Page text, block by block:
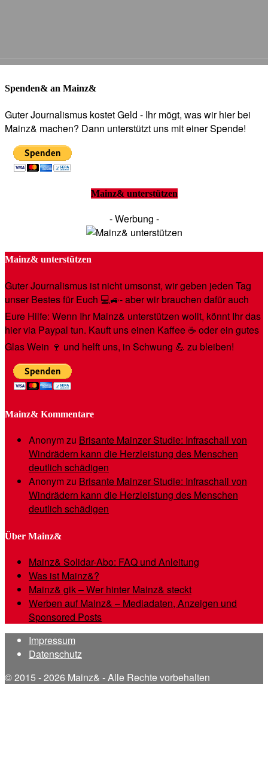
Spenden& an Mainz&
Guter Journalismus kostet Geld - Ihr mögt, was wir hier bei
Mainz& machen? Dann unterstützt uns mit einer Spende!
Mainz& unterstützen
- Werbung -
Mainz& unterstützen
Guter Journalismus ist nicht umsonst, wir geben jeden Tag
unser Bestes für Euch 💻🚙- aber wir brauchen dafür auch
Eure Hilfe: Wenn Ihr Mainz& unterstützen wollt, könnt Ihr das
hier via Paypal tun. Kauft uns einen Kaffee ☕️ oder ein gutes
Glas Wein 🍷 und helft uns, in Schwung 💪 zu bleiben!
Mainz& Kommentare
Anonymzu Brisante Mainzer Studie: Infraschall von
Windrädern kann die Herzleistung des Menschen
deutlich schädigen
Anonymzu Brisante Mainzer Studie: Infraschall von
Windrädern kann die Herzleistung des Menschen
deutlich schädigen
Über Mainz&
Mainz& Solidar-Abo: FAQ und Anleitung
Was ist Mainz&?
Mainz& gik – Wer hinter Mainz& steckt
Werben auf Mainz& – Mediadaten, Anzeigen und
Sponsored Posts
Impressum
Datenschutz
© 2015 - 2026 Mainz& - Alle Rechte vorbehalten